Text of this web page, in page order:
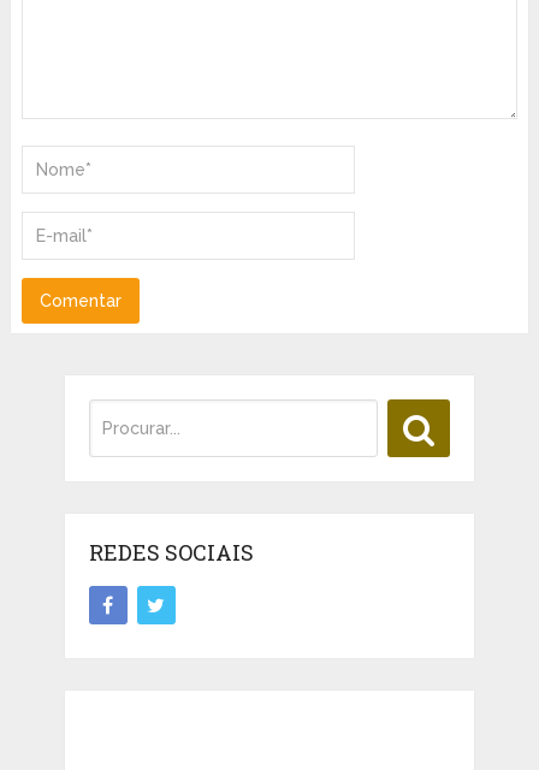
REDES SOCIAIS